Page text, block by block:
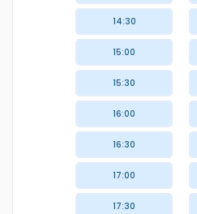
14:30
15:00
15:30
16:00
16:30
17:00
17:30